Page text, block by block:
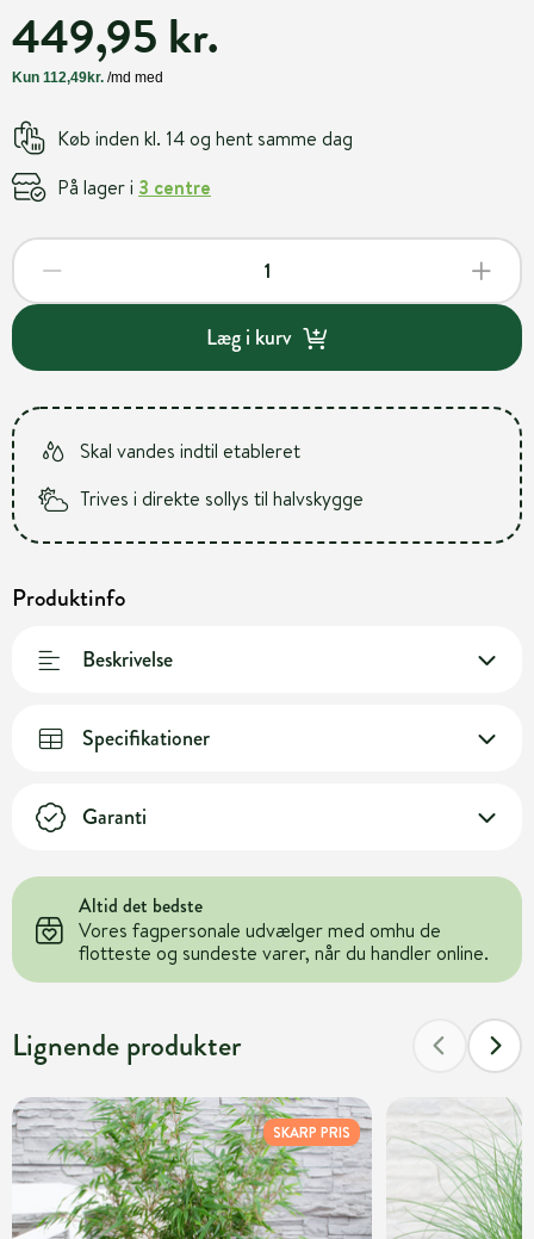
449,95 kr.
Køb inden kl. 14 og hent samme dag
På lager i 3 centre
Læg i kurv
Skal vandes indtil etableret
Trives i direkte sollys til halvskygge
Produktinfo
Beskrivelse
Specifikationer
Garanti
Altid det bedste
Vores fagpersonale udvælger med omhu de
flotteste og sundeste varer, når du handler online.
Lignende produkter
SKARP PRIS